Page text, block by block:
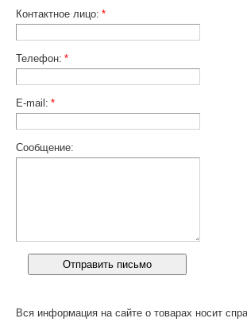
Контактное лицо: *
Телефон: *
E-mail: *
Сообщение:
Вся информация на сайте о товарах носит